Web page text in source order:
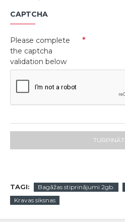
CAPTCHA
Please complete
the captcha
validation below
TURPINĀT
TAGI: Bagāžas stiprinājumi 2gb.
Kravas siksnas